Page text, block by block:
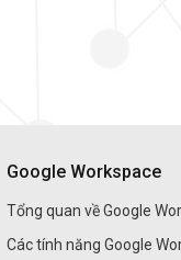
Google Workspace
Tổng quan về Google
Các tính năng Google